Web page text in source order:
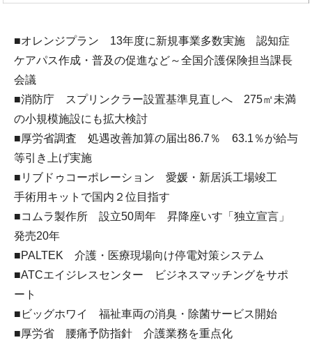
■オレンジプラン 13年度に新規事業多数実施 認知症
ケアパス作成・普及の促進など～全国介護保険担当課長
会議
■消防庁 スプリンクラー設置基準見直しへ 275㎡未満
の小規模施設にも拡大検討
■厚労省調査 処遇改善加算の届出86.7％ 63.1％が給与
等引き上げ実施
■リブドゥコーポレーション 愛媛・新居浜工場竣工
手術用キットで国内２位目指す
■コムラ製作所 設立50周年 昇降座いす「独立宣言」
発売20年
■PALTEK 介護・医療現場向け停電対策システム
■ATCエイジレスセンター ビジネスマッチングをサポ
ート
■ビッグホワイ 福祉車両の消臭・除菌サービス開始
■厚労省 腰痛予防指針 介護業務を重点化